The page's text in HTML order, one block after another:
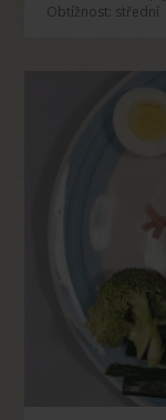
Obtížnost: střední